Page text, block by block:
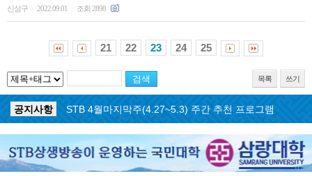
신상구 2022.09.01 조회 2898
21 22 23 24 25
목록 쓰기
공지사항
STB 5월3주(5.18~5.24) 주간 추천 프로그램
공지사항
STB 4월마지막주(4.27~5.3) 주간 추천 프로그램
공지사항
STB 4월4주(4.20~4.26) 주간 추천 프로그램
STB 4월2주(4.6~4.12) 주간 추천 프로그램
공지사항
STB 4월1주(3.30~4.5) 주간 추천 프로그램
공지사항
STB 3월4주(3.23~3.29) 주간 추천 프로그램